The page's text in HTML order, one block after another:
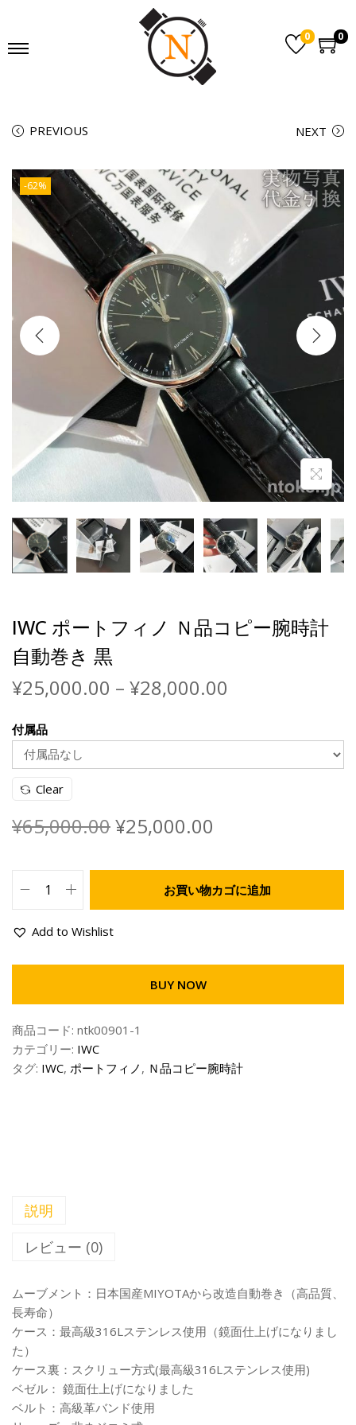
0 0
PREVIOUS NEXT
-62%
IWC ポートフィノ Ｎ品コピー腕時計
自動巻き 黒
¥25,000.00 – ¥28,000.00
付属品
Clear
¥65,000.00¥25,000.00
お買い物カゴに追加
Add to Wishlist
BUY NOW
商品コード: ntk00901-1
カテゴリー: IWC
タグ: IWC, ポートフィノ , Ｎ品コピー腕時計
説明
レビュー (0)
ムーブメント：日本国産MIYOTAから改造自動巻き（高品質、
長寿命）
ケース：最高級316Lステンレス使用（鏡面仕上げになりまし
た）
ケース裏：スクリュー方式(最高級316Lステンレス使用)
ベゼル： 鏡面仕上げになりました
ベルト：高級革バンド使用